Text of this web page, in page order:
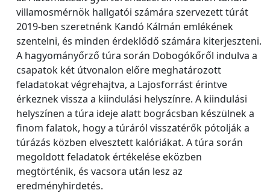
villamosmérnök hallgatói számára szervezett túrát
2019-ben szeretnénk Kandó Kálmán emlékének
szentelni, és minden érdeklődő számára kiterjeszteni.
A hagyományőrző túra során Dobogókőről indulva a
csapatok két útvonalon előre meghatározott
feladatokat végrehajtva, a Lajosforrást érintve
érkeznek vissza a kiindulási helyszínre. A kiindulási
helyszínen a túra ideje alatt bográcsban készülnek a
finom falatok, hogy a túráról visszatérők pótolják a
túrázás közben elvesztett kalóriákat. A túra során
megoldott feladatok értékelése eközben
megtörténik, és vacsora után lesz az
eredményhirdetés.